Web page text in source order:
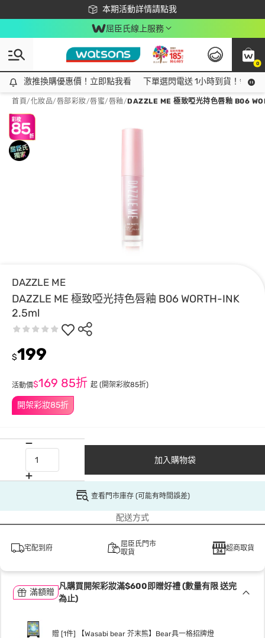
本期活動詳情請點我
下載app最高回饋$350
屈臣氏線上服務
0
激推換購優惠價！立即點我看
激推換購優惠價！立即點我看 下單選閃電送 1小時到貨！領神
首頁/化妝品/唇部彩妝/唇蜜/唇釉/DAZZLE ME 極致啞光持色唇釉 B06
DAZZLE ME
DAZZLE ME 極致啞光持色唇釉 B06 WORTH-INK
2.5ml
開架彩妝85折
$199
活動價$169 85折 起 (開架彩妝85折)
加入購物袋
查看門市庫存 (可能有時間誤差)
配送方式
宅配到府
屈臣氏門市
取貨
超商取貨
滿額贈
凡購買開架彩妝滿$600即贈好禮 (數量有限 送完
為止)
贈 [1件] 【Wasabi bear 芥末熊】Bear具一格招牌燈